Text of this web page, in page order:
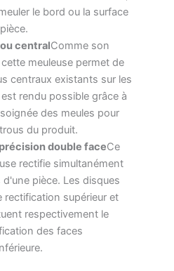
le bord ou la surface
centralComme son
meuleuse permet de
centraux existants sur les
rendu possible grâce à
des meules pour
du produit.
double faceCe
rectifie simultanément
d'une pièce. Les disques
rectification supérieur et
respectivement le
des faces